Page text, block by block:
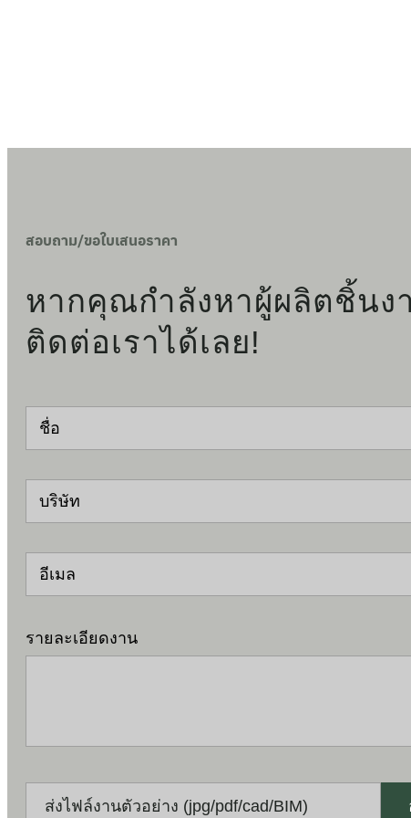
สอบถาม/ขอใบเสนอราคา
หากคุณกำลังหาผู้ผลิตชิ้นง
ติดต่อเราได้เลย!
ชื่อ
บริษัท
อีเมล
รายละเอียดงาน